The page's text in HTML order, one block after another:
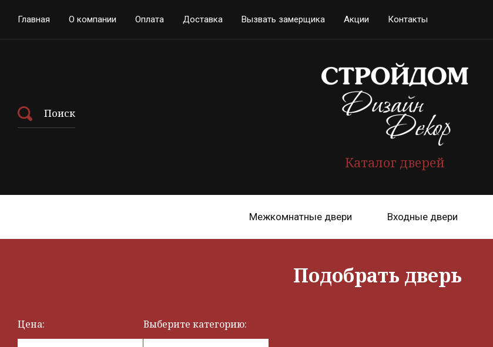
Главная О компании Оплата Доставка Вызвать замерщика Акции Контакты
Поиск
Каталог дверей
Межкомнатные двери Входные двери
Подобрать дверь
Цена: Выберите категорию: